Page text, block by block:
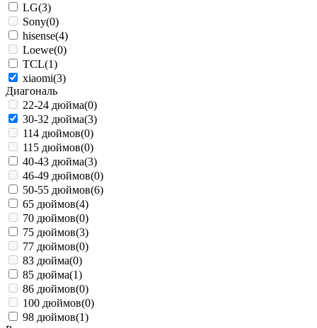
LG(3)
Sony(0)
hisense(4)
Loewe(0)
TCL(1)
xiaomi(3)
Диагональ
22-24 дюйма(0)
30-32 дюйма(3)
114 дюймов(0)
115 дюймов(0)
40-43 дюйма(3)
46-49 дюймов(0)
50-55 дюймов(6)
65 дюймов(4)
70 дюймов(0)
75 дюймов(3)
77 дюймов(0)
83 дюйма(0)
85 дюйма(1)
86 дюймов(0)
100 дюймов(0)
98 дюймов(1)